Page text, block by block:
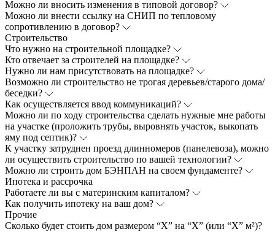
Можно ли вносить изменения в типовой договор?
Можно ли внести ссылку на СНИП по тепловому
сопротивлению в договор?
Строительство
Что нужно на строительной площадке?
Кто отвечает за строителей на площадке?
Нужно ли нам присутствовать на площадке?
Возможно ли строительство не трогая деревьев/старого дома/
беседки?
Как осуществляется ввод коммуникаций?
Можно ли по ходу строительства сделать нужные мне работы
на участке (проложить трубы, выровнять участок, выкопать
яму под септик)?
К участку затруднен проезд длинномеров (панелевоза), можно
ли осуществить строительство по вашей технологии?
Можно ли строить дом БЭНПАН на своем фундаменте?
Ипотека и рассрочка
Работаете ли вы с материнским капиталом?
Как получить ипотеку на ваш дом?
Прочие
Сколько будет стоить дом размером “Х” на “Х” (или “Х” м²)?